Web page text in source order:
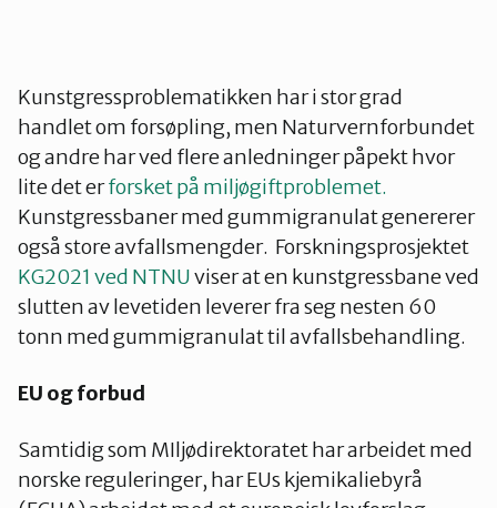
Kunstgressproblematikken har i stor grad
handlet om forsøpling, men Naturvernforbundet
og andre har ved flere anledninger påpekt hvor
lite det erforsket på miljøgiftproblemet.
Kunstgressbaner med gummigranulat genererer
også store avfallsmengder. Forskningsprosjektet
KG2021 ved NTNUviser at en kunstgressbane ved
slutten av levetiden leverer fra seg nesten 60
tonn med gummigranulat til avfallsbehandling.
EU og forbud
Samtidig som MIljødirektoratet har arbeidet med
norske reguleringer, har EUs kjemikaliebyrå